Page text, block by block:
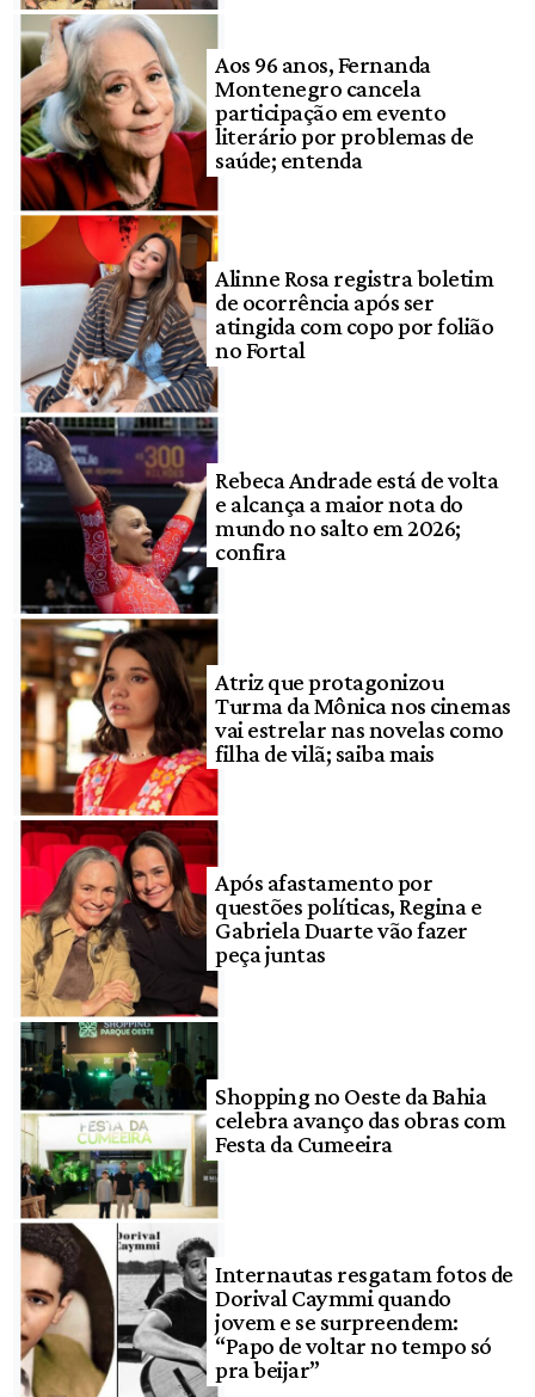
Aos 96 anos, Fernanda
Montenegro cancela
participação em evento
literário por problemas de
saúde; entenda
Alinne Rosa registra boletim
de ocorrência após ser
atingida com copo por folião
no Fortal
Rebeca Andrade está de volta
e alcança a maior nota do
mundo no salto em 2026;
confira
Atriz que protagonizou
Turma da Mônica nos cinemas
vai estrelar nas novelas como
filha de vilã; saiba mais
Após afastamento por
questões políticas, Regina e
Gabriela Duarte vão fazer
peça juntas
Shopping no Oeste da Bahia
celebra avanço das obras com
Festa da Cumeeira
Internautas resgatam fotos de
Dorival Caymmi quando
jovem e se surpreendem:
“Papo de voltar no tempo só
pra beijar”